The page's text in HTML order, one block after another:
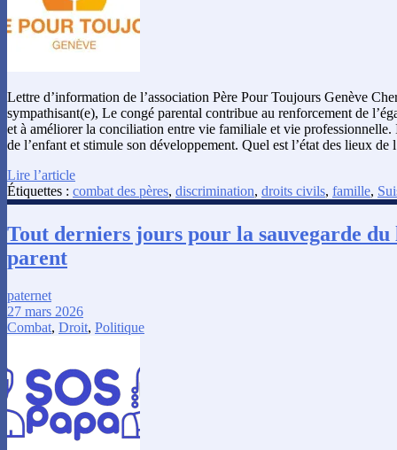
Lettre d’information de l’association Père Pour Toujours Genève
sympathisant(e), Le congé parental contribue au renforcement de
et à améliorer la conciliation entre vie familiale et vie professionnelle.
de l’enfant et stimule son développement. Quel est l’état des lieux
Lire l’article
Étiquettes : combat des pères, discrimination, droits civils, famille,
Tout derniers jours pour la sauvegarde du
parent
paternet
27 mars 2026
Combat, Droit, Politique